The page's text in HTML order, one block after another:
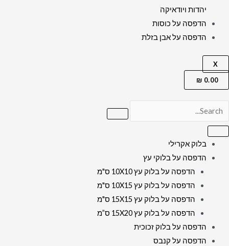
יהדות ויודאיקה
הדפסה על כוסות
הדפסה על אבן בזלת
X
0.00
₪
בלוק אקרילי
הדפסה על בלוקי עץ
הדפסה על בלוק עץ 10X10 ס"מ
הדפסה על בלוק עץ 10X15 ס"מ
הדפסה על בלוק עץ 15X15 ס"מ
הדפסה על בלוק עץ 15X20 ס”מ
הדפסה על בלוק זכוכית
הדפסה על קנבס